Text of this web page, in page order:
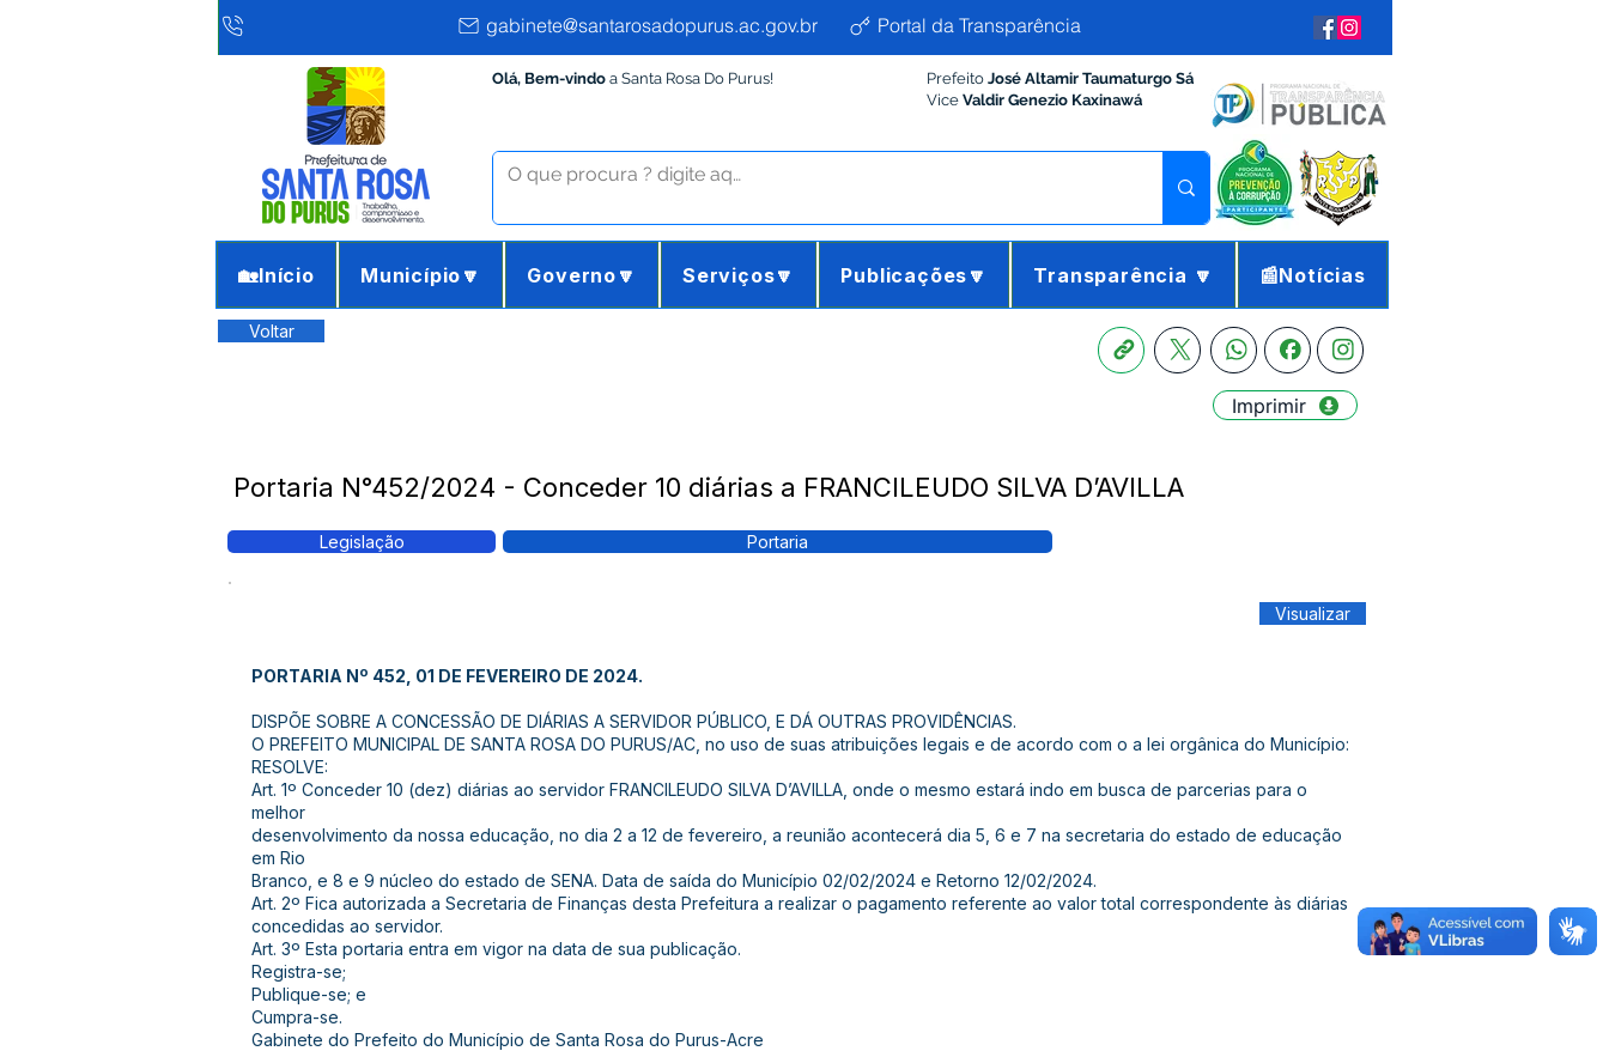
gabinete@santarosadopurus.ac.gov.br Portal da Transparência
Olá, Bem-vindo a Santa Rosa Do Purus! Prefeito José Altamir Taumaturgo Sá
Vice Valdir Genezio Kaxinawá
🏡Início Município🔽 Governo🔽 Serviços🔽 Publicações🔽 Transparência 🔽 📰Notícias
Voltar
Imprimir
Portaria N°452/2024 - Conceder 10 diárias a FRANCILEUDO SILVA D’AVILLA
Legislação Portaria
Visualizar
PORTARIA Nº 452, 01 DE FEVEREIRO DE 2024.
DISPÕE SOBRE A CONCESSÃO DE DIÁRIAS A SERVIDOR PÚBLICO, E DÁ OUTRAS PROVIDÊNCIAS.
O PREFEITO MUNICIPAL DE SANTA ROSA DO PURUS/AC, no uso de suas atribuições legais e de acordo com o a lei orgânica do Município:
RESOLVE:
Art. 1º Conceder 10 (dez) diárias ao servidor FRANCILEUDO SILVA D’AVILLA, onde o mesmo estará indo em busca de parcerias para o
melhor
desenvolvimento da nossa educação, no dia 2 a 12 de fevereiro, a reunião acontecerá dia 5, 6 e 7 na secretaria do estado de educação
em Rio
Branco, e 8 e 9 núcleo do estado de SENA. Data de saída do Município 02/02/2024 e Retorno 12/02/2024.
Art. 2º Fica autorizada a Secretaria de Finanças desta Prefeitura a realizar o pagamento referente ao valor total correspondente às diárias
concedidas ao servidor.
Art. 3º Esta portaria entra em vigor na data de sua publicação.
Registra-se;
Publique-se; e
Cumpra-se.
Gabinete do Prefeito do Município de Santa Rosa do Purus-Acre